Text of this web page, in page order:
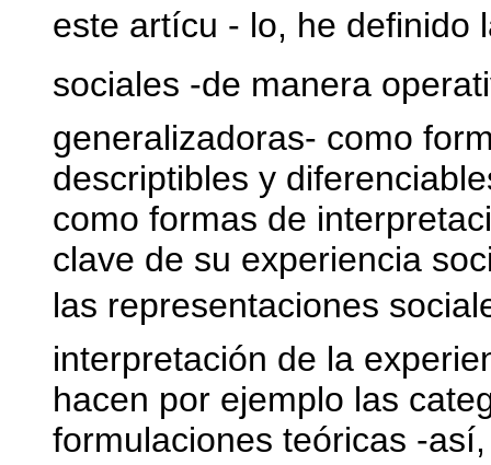
este artícu - lo, he definido
sociales -de manera
generalizadoras- como
descriptibles y
como formas de
clave de su experiencia
las representaciones
interpretación de la
hacen por ejemplo las
formulaciones teóricas -